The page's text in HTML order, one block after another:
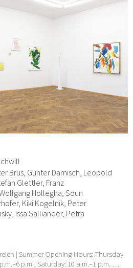
Brus, Gunter Damisch, Leopold
Glettler, Franz
Hollegha, Soun
Kiki Kogelnik, Peter
Issa Salliander, Petra
| Summer Opening Hours: Thursday
p.m., Saturday: 10 a.m.–1 p.m. …